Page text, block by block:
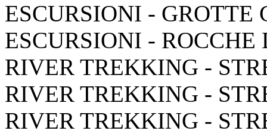
ESCURSIONI - GROTTE
ESCURSIONI - ROCCHE
RIVER TREKKING -
RIVER TREKKING -
RIVER TREKKING -